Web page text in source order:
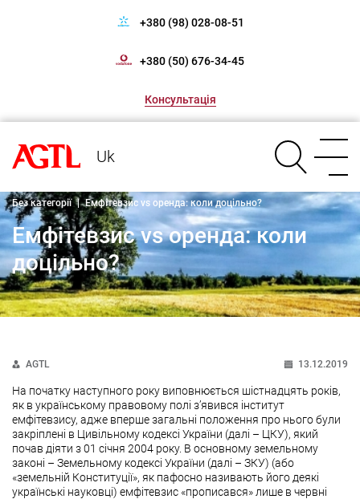
+380 (98) 028-08-51
+380 (50) 676-34-45
Консультація
Uk
Без категорії | Емфітевзис vs оренда: коли доцільно?
Емфітевзис vs оренда: коли
доцільно?
AGTL 13.12.2019
На початку наступного року виповнюється шістнадцять років,
як в українському правовому полі з’явився інститут
емфітевзису, адже вперше загальні положення про нього були
закріплені в Цивільному кодексі України (далі – ЦКУ), який
почав діяти з 01 січня 2004 року. В основному земельному
законі – Земельному кодексі України (далі – ЗКУ) (або
«земельній Конституції», як пафосно називають його деякі
українські науковці) емфітевзис «прописався» лише в червні